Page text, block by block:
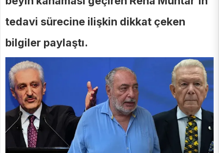
tedavi sürecine ilişkin dikkat çeken
bilgiler paylaştı.